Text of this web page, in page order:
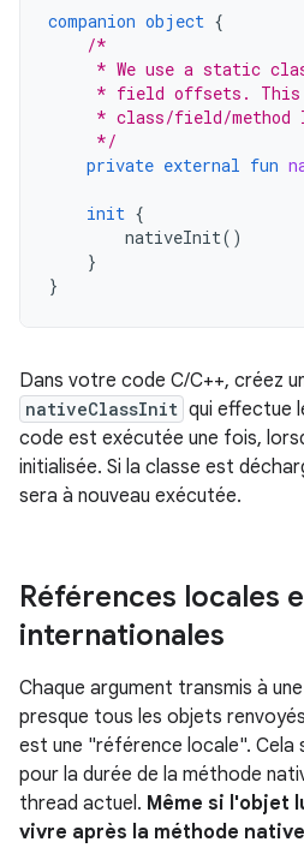
companion object {
/*
* We use a static
* field offsets.
* class/field/method
     */
private external fun
init {
nativeInit()
}
}
Dans votre code C/C++, créez
nativeClassInit qui effectue
code est exécutée une fois,
initialisée. Si la classe est
sera à nouveau exécutée.
Références locales
internationales
Chaque argument transmis à
presque tous les objets
est une "référence locale". Cela
pour la durée de la méthode
thread actuel. Même si l'objet
vivre après la méthode